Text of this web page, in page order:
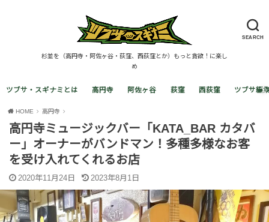
SEARCH
杉並を（高円寺・阿佐ヶ谷・荻窪、西荻窪とか）もっと貪欲！に楽し
め
ツブサ・スギナミとは 高円寺 阿佐ヶ谷 荻窪 西荻窪 ツブサ編
HOME 高円寺
高円寺ミュージックバー「KATA_BAR カタバ
ー」オーナーがバンドマン！多種多様なお客
を受け入れてくれるお店
2020年11月24日 2023年8月1日